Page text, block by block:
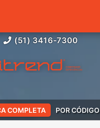
(51) 3416-7300
COMPLETA POR CÓDIGO